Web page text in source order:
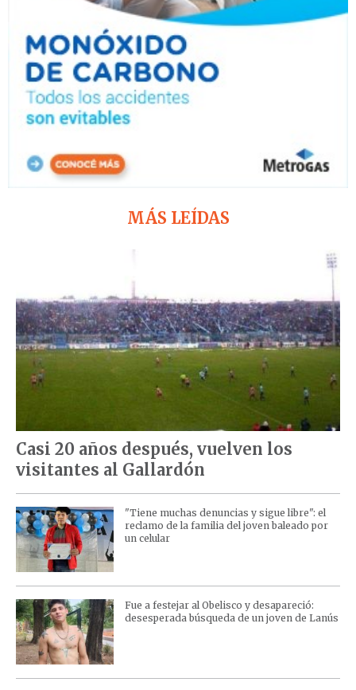
MÁS LEÍDAS
Casi 20 años después, vuelven los
visitantes al Gallardón
"Tiene muchas denuncias y sigue libre": el
reclamo de la familia del joven baleado por
un celular
Fue a festejar al Obelisco y desapareció:
desesperada búsqueda de un joven de Lanús